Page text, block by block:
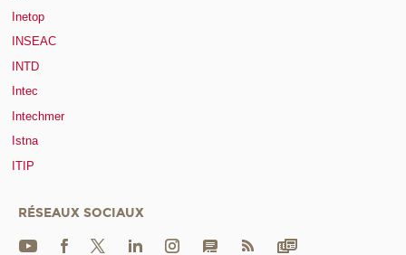
Inetop
INSEAC
INTD
Intec
Intechmer
Istna
ITIP
RÉSEAUX SOCIAUX